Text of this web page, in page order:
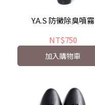
Y.A.S 防黴除臭噴霧
NT$750
加入購物車